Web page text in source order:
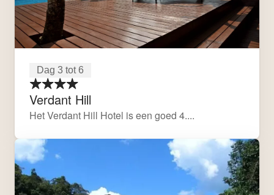
Dag 3 tot 6
Verdant Hill
Het Verdant Hill Hotel is een goed 4....